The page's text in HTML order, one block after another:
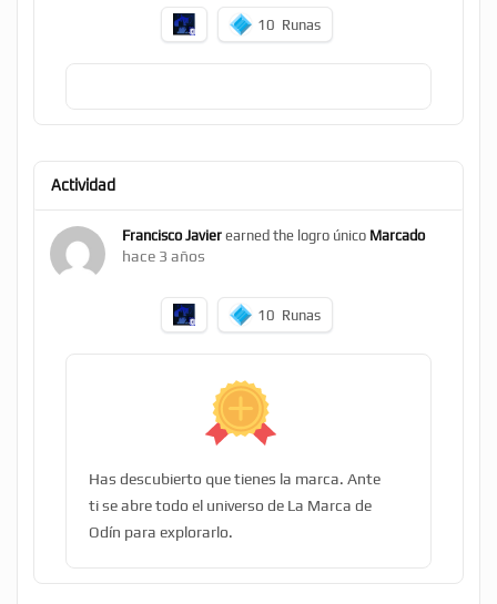
10 Runas
Actividad
Francisco Javier earned the logro único Marcado
hace 3 años
10 Runas
Has descubierto que tienes la marca. Ante
ti se abre todo el universo de La Marca de
Odín para explorarlo.